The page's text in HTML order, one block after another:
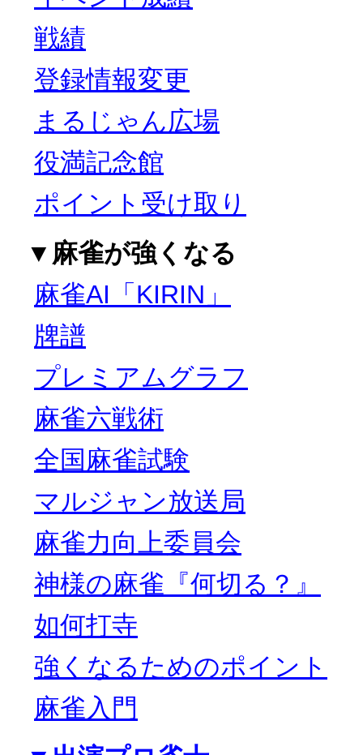
戦績
登録情報変更
まるじゃん広場
役満記念館
ポイント受け取り
▼麻雀が強くなる
麻雀AI「KIRIN」
牌譜
プレミアムグラフ
麻雀六戦術
全国麻雀試験
マルジャン放送局
麻雀力向上委員会
神様の麻雀『何切る？』
如何打寺
強くなるためのポイント
麻雀入門